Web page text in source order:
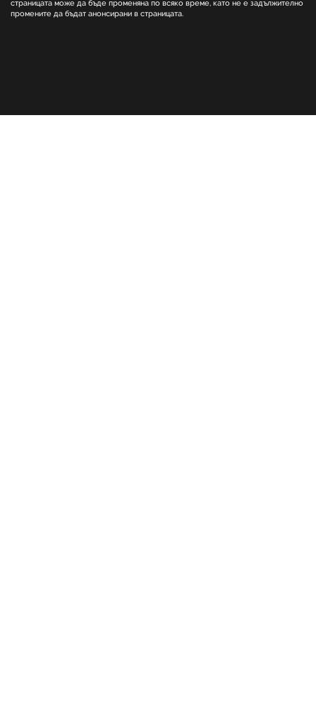
страницата може да бъде променяна по всяко време, като не е задължително
промените да бъдат анонсирани в страницата.